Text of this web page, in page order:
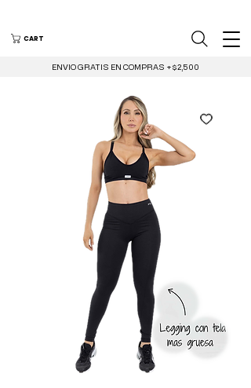
CART
ENVIO GRATIS EN COMPRAS +$2,500